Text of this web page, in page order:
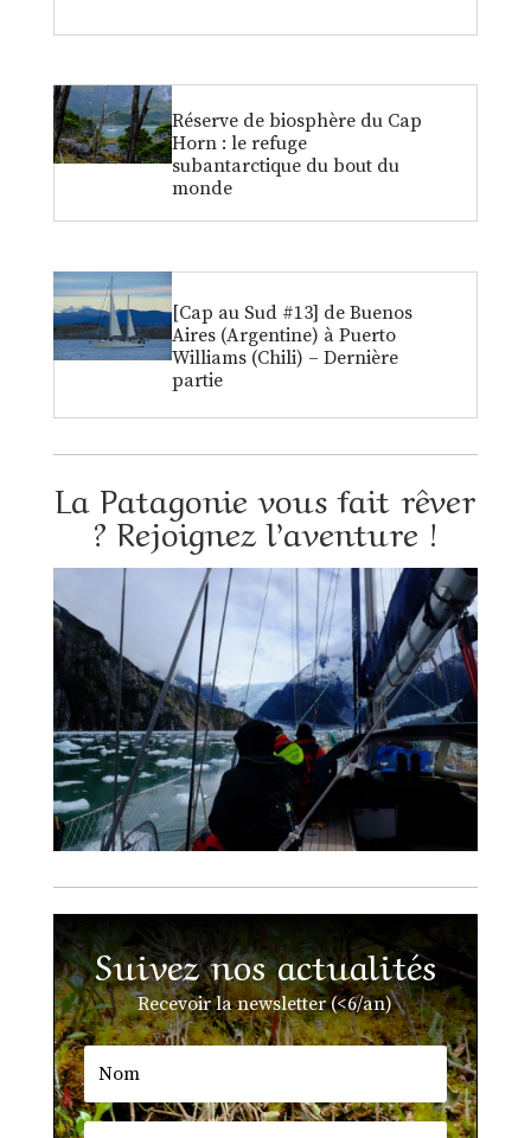
Réserve de biosphère du Cap
Horn : le refuge
subantarctique du bout du
monde
[Cap au Sud #13] de Buenos
Aires (Argentine) à Puerto
Williams (Chili) – Dernière
partie
La Patagonie vous fait rêver
? Rejoignez l’aventure !
Suivez nos actualités
Recevoir la newsletter (<6/an)